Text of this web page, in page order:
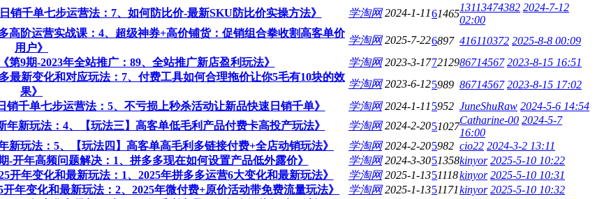
销千单七步运营法：7、如何防比价-最新SKU防比价实操方法》
学淘网 2024-1-1161465
13113474382 2024-7-12
02:00
高阶运营实战课：4、超级神券+高价铺货：促销组合拳收割高客单价
用户》
学淘网 2025-7-226897 416110372 2025-8-8 00:09
第9期-2023年全站推广：89、全站推广新店盈利玩法》
学淘网 2023-3-177212986714567 2023-8-15 16:51
最新变化和对应玩法：7、付费工具如何合理拖价让你5毛有10块的效
果》
学淘网 2023-6-125989 86714567 2023-8-15 17:02
销千单七步运营法：5、不亏损上秒杀活动让新品快速日销千单》
学淘网 2024-1-11 5952 JuneShuRaw 2024-5-6 14:54
年新玩法：4、【玩法三】高客单低毛利产品付费卡高投产玩法》
学淘网 2024-2-2051027
Catharine-00 2024-5-7
16:00
新玩法：5、【玩法四】高客单高毛利多链接付费+全店动销玩法》
学淘网 2024-2-205982 cio22 2024-3-2 13:11
-开年高频问题解决：1、拼多多现在如何设置产品低外露价》
学淘网 2024-3-3051358kinyor 2025-5-10 10:22
开年变化和最新玩法：1、2025年拼多多运营6大变化和最新玩法》
学淘网 2025-1-1351118kinyor 2025-5-10 10:31
年变化和最新玩法：2、2025年微付费+原价活动带免费流量玩法》
学淘网 2025-1-1351171kinyor 2025-5-10 10:32